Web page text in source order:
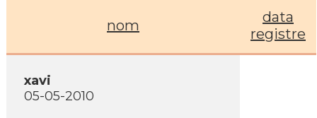
nom
data
registre
xavi
05-05-2010